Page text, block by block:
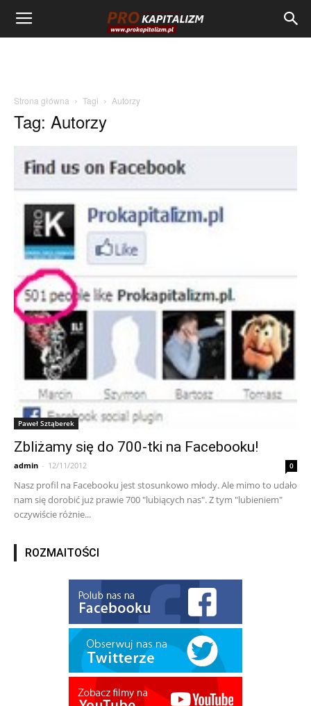
Strona główna Tagi Autorzy
Tag: Autorzy
Paweł Sztąberek
Zbliżamy się do 700-tki na Facebooku!
admin - 12/11/2012 0
Nasz profil na Facebooku jest stosunkowo młody. Ale mimo to udało
nam się dorobić już prawie 700 "lubiących nas". Z tym "lubieniem"
oczywiście różnie...
ROZMAITOŚCI